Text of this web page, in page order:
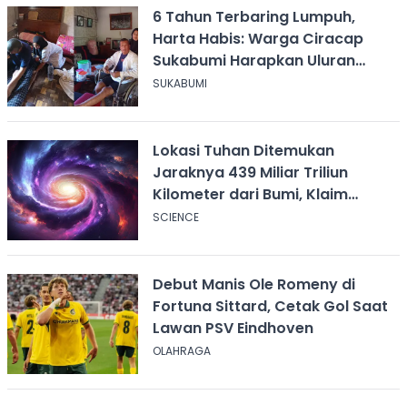
6 Tahun Terbaring Lumpuh,
Harta Habis: Warga Ciracap
Sukabumi Harapkan Uluran
Tangan KDM
SUKABUMI
Lokasi Tuhan Ditemukan
Jaraknya 439 Miliar Triliun
Kilometer dari Bumi, Klaim
Ilmuwan Harvard
SCIENCE
Debut Manis Ole Romeny di
Fortuna Sittard, Cetak Gol Saat
Lawan PSV Eindhoven
OLAHRAGA